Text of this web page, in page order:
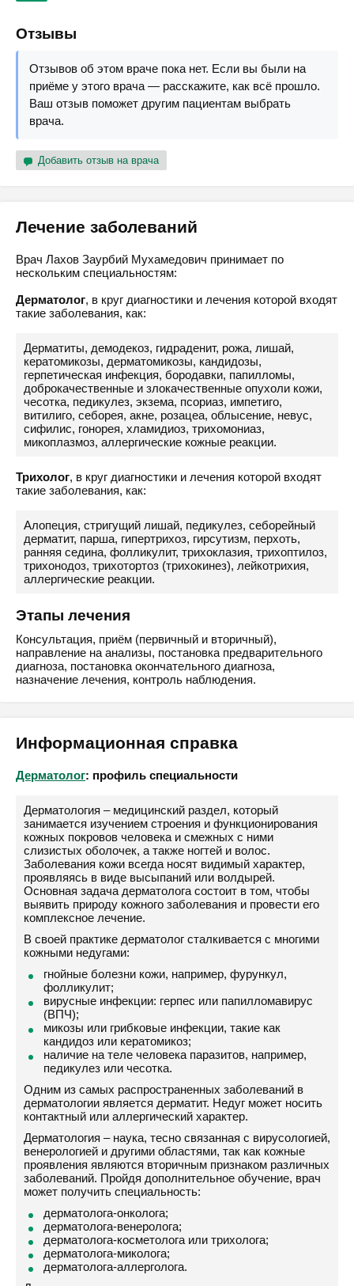
Отзывы
Отзывов об этом враче пока нет. Если вы были на
приёме у этого врача — расскажите, как всё прошло.
Ваш отзыв поможет другим пациентам выбрать
врача.
Добавить отзыв на врача
Лечение заболеваний
Врач Лахов Заурбий Мухамедович принимает по
нескольким специальностям:
Дерматолог, в круг диагностики и лечения которой входят
такие заболевания, как:
Дерматиты, демодекоз, гидраденит, рожа, лишай,
кератомикозы, дерматомикозы, кандидозы,
герпетическая инфекция, бородавки, папилломы,
доброкачественные и злокачественные опухоли кожи,
чесотка, педикулез, экзема, псориаз, импетиго,
витилиго, себорея, акне, розацеа, облысение, невус,
сифилис, гонорея, хламидиоз, трихомониаз,
микоплазмоз, аллергические кожные реакции.
Трихолог, в круг диагностики и лечения которой входят
такие заболевания, как:
Алопеция, стригущий лишай, педикулез, себорейный
дерматит, парша, гипертрихоз, гирсутизм, перхоть,
ранняя седина, фолликулит, трихоклазия, трихоптилоз,
трихонодоз, трихотортоз (трихокинез), лейкотрихия,
аллергические реакции.
Этапы лечения
Консультация, приём (первичный и вторичный),
направление на анализы, постановка предварительного
диагноза, постановка окончательного диагноза,
назначение лечения, контроль наблюдения.
Информационная справка
Дерматолог: профиль специальности
Дерматология – медицинский раздел, который
занимается изучением строения и функционирования
кожных покровов человека и смежных с ними
слизистых оболочек, а также ногтей и волос.
Заболевания кожи всегда носят видимый характер,
проявляясь в виде высыпаний или волдырей.
Основная задача дерматолога состоит в том, чтобы
выявить природу кожного заболевания и провести его
комплексное лечение.
В своей практике дерматолог сталкивается с многими
кожными недугами:
гнойные болезни кожи, например, фурункул,
фолликулит;
вирусные инфекции: герпес или папилломавирус
(ВПЧ);
микозы или грибковые инфекции, такие как
кандидоз или кератомикоз;
наличие на теле человека паразитов, например,
педикулез или чесотка.
Одним из самых распространенных заболеваний в
дерматологии является дерматит. Недуг может носить
контактный или аллергический характер.
Дерматология – наука, тесно связанная с вирусологией,
венерологией и другими областями, так как кожные
проявления являются вторичным признаком различных
заболеваний. Пройдя дополнительное обучение, врач
может получить специальность:
дерматолога-онколога;
дерматолога-венеролога;
дерматолога-косметолога или трихолога;
дерматолога-миколога;
дерматолога-аллерголога.